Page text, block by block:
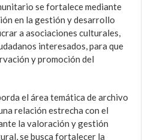
se fortalece mediante
en la gestión y desarrollo
a asociaciones culturales,
interesados, para que
y promoción del
el área temática de archivo
relación estrecha con el
la valoración y gestión
se busca fortalecer la